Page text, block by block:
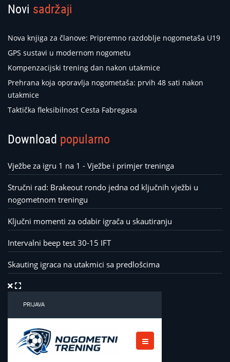
Novi sadržaji
Nova knjiga za članove: Pripremno razdoblje nogometaša U19
GPS sustavi u modernom nogometu
Kompenzacijski trening dan nakon utakmice
Prehrana koja oporavlja nogometaša: prvih 48 sati nakon
utakmice
Taktička fleksibilnost Cesta Fabregasa
Download popularno
Vježbe za igru 1 na 1 - Vježbe i primjer treninga
Stručni rad: Brakeout rondo jedna od ključnih vježbi u
nogometnom treningu
Ključni momenti za odabir igrača u skautiranju
Intervalni beep test 30-15 IFT
Skauting igraca na utakmici sa predlošcima